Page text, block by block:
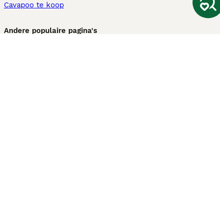
Cavapoo te koop
Andere populaire pagina's